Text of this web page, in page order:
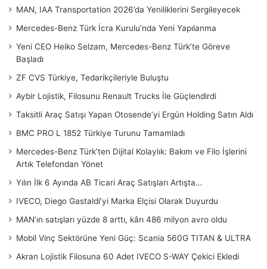
MAN, IAA Transportation 2026’da Yeniliklerini Sergileyecek
Mercedes-Benz Türk İcra Kurulu’nda Yeni Yapılanma
Yeni CEO Heiko Selzam, Mercedes-Benz Türk’te Göreve
Başladı
ZF CVS Türkiye, Tedarikçileriyle Buluştu
Aybir Lojistik, Filosunu Renault Trucks İle Güçlendirdi
Taksitli Araç Satışı Yapan Otosende’yi Ergün Holding Satın Aldı
BMC PRO L 1852 Türkiye Turunu Tamamladı
Mercedes-Benz Türk’ten Dijital Kolaylık: Bakım ve Filo İşlerini
Artık Telefondan Yönet
Yılın İlk 6 Ayında AB Ticari Araç Satışları Artışta…
IVECO, Diego Gastaldi’yi Marka Elçisi Olarak Duyurdu
MAN’ın satışları yüzde 8 arttı, kârı 486 milyon avro oldu
Mobil Vinç Sektörüne Yeni Güç: Scania 560G TITAN & ULTRA
Akran Lojistik Filosuna 60 Adet IVECO S-WAY Çekici Ekledi